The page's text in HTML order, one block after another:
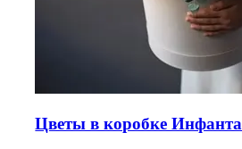
Цветы в коробке Инфанта